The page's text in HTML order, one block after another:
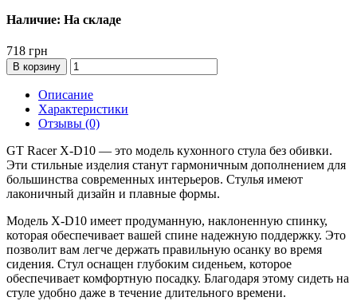
Наличие: На складе
718 грн
В корзину
Описание
Характеристики
Отзывы (0)
GT Racer X-D10 — это модель кухонного стула без обивки.
Эти стильные изделия станут гармоничным дополнением для
большинства современных интерьеров. Стулья имеют
лаконичный дизайн и плавные формы.
Модель X-D10 имеет продуманную, наклоненную спинку,
которая обеспечивает вашей спине надежную поддержку. Это
позволит вам легче держать правильную осанку во время
сидения. Стул оснащен глубоким сиденьем, которое
обеспечивает комфортную посадку. Благодаря этому сидеть на
стуле удобно даже в течение длительного времени.